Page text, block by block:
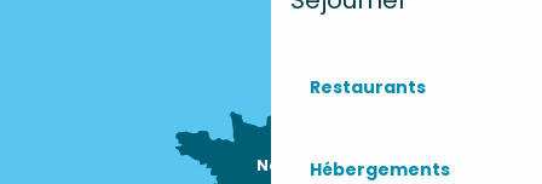
Restaurants
Hébergements
Nous sommes